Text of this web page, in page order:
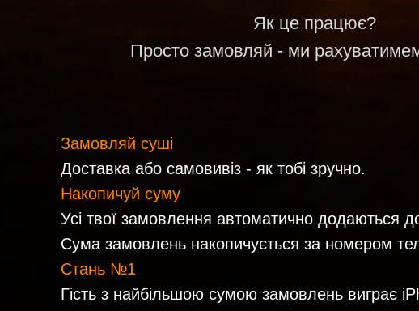
Накопичуй суму
Гість з найбільшою сумою замовлень виграє iPhone 17 Pro
Max.
ОТРИМАТИ ШАНС НА АЙФОН